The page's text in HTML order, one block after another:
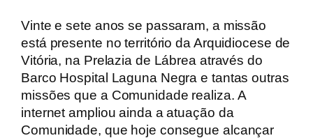
Vinte e sete anos se passaram, a missão
está presente no território da Arquidiocese de
Vitória, na Prelazia de Lábrea através do
Barco Hospital Laguna Negra e tantas outras
missões que a Comunidade realiza. A
internet ampliou ainda a atuação da
Comunidade, que hoje consegue alcançar